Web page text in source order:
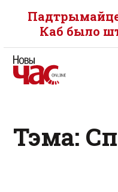
Каб было
Тэма: